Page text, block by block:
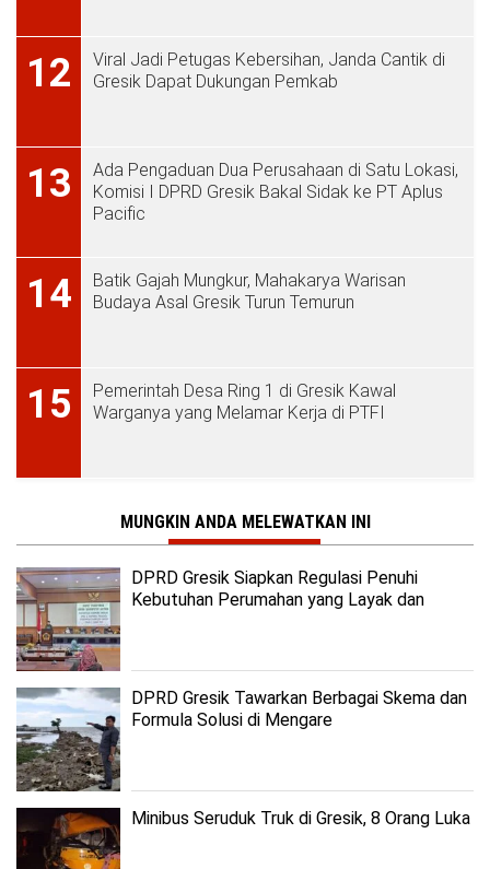
12
Viral Jadi Petugas Kebersihan, Janda Cantik di
Gresik Dapat Dukungan Pemkab
13
Ada Pengaduan Dua Perusahaan di Satu Lokasi,
Komisi I DPRD Gresik Bakal Sidak ke PT Aplus
Pacific
14
Batik Gajah Mungkur, Mahakarya Warisan
Budaya Asal Gresik Turun Temurun
15
Pemerintah Desa Ring 1 di Gresik Kawal
Warganya yang Melamar Kerja di PTFI
MUNGKIN ANDA MELEWATKAN INI
DPRD Gresik Siapkan Regulasi Penuhi
Kebutuhan Perumahan yang Layak dan
DPRD Gresik Tawarkan Berbagai Skema dan
Formula Solusi di Mengare
Minibus Seruduk Truk di Gresik, 8 Orang Luka